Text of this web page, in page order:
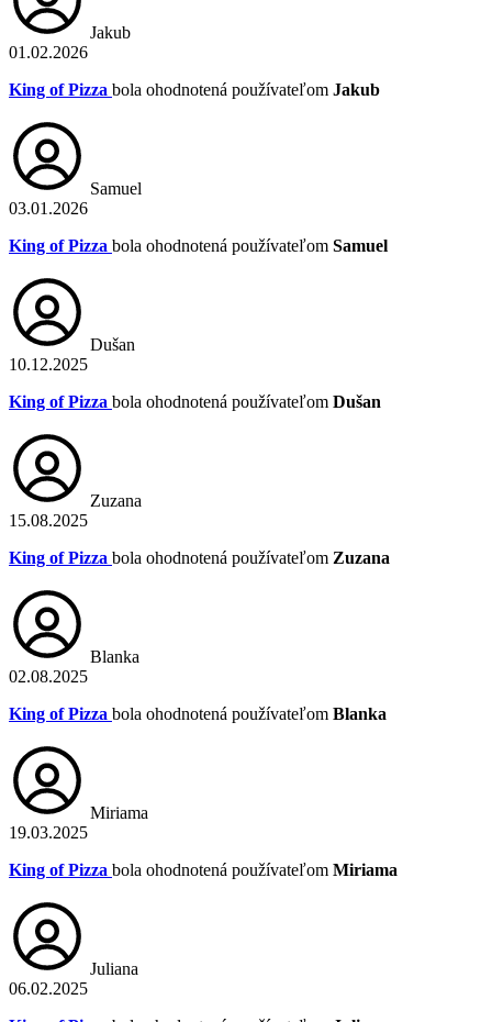
Jakub
01.02.2026
King of Pizza bola ohodnotená používateľom Jakub
Samuel
03.01.2026
King of Pizza bola ohodnotená používateľom Samuel
Dušan
10.12.2025
King of Pizza bola ohodnotená používateľom Dušan
Zuzana
15.08.2025
King of Pizza bola ohodnotená používateľom Zuzana
Blanka
02.08.2025
King of Pizza bola ohodnotená používateľom Blanka
Miriama
19.03.2025
King of Pizza bola ohodnotená používateľom Miriama
Juliana
06.02.2025